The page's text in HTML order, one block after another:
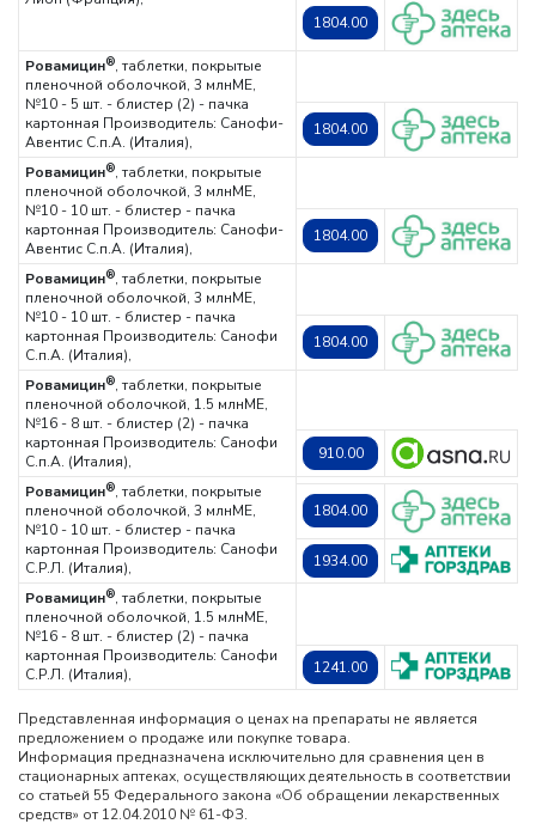
1804.00
Ровамицин®, таблетки, покрытые
пленочной оболочкой, 3 млнМЕ,
№10 - 5 шт. - блистер (2) - пачка
картонная Производитель: Санофи-
Авентис С.п.А. (Италия),
1804.00
Ровамицин®, таблетки, покрытые
пленочной оболочкой, 3 млнМЕ,
№10 - 10 шт. - блистер - пачка
картонная Производитель: Санофи-
Авентис С.п.А. (Италия),
1804.00
Ровамицин®, таблетки, покрытые
пленочной оболочкой, 3 млнМЕ,
№10 - 10 шт. - блистер - пачка
картонная Производитель: Санофи
С.п.А. (Италия),
1804.00
Ровамицин®, таблетки, покрытые
пленочной оболочкой, 1.5 млнМЕ,
№16 - 8 шт. - блистер (2) - пачка
картонная Производитель: Санофи
С.п.А. (Италия),
910.00
Ровамицин®, таблетки, покрытые
пленочной оболочкой, 3 млнМЕ,
№10 - 10 шт. - блистер - пачка
картонная Производитель: Санофи
С.Р.Л. (Италия),
1804.00
1934.00
Ровамицин®, таблетки, покрытые
пленочной оболочкой, 1.5 млнМЕ,
№16 - 8 шт. - блистер (2) - пачка
картонная Производитель: Санофи
С.Р.Л. (Италия),
1241.00
Представленная информация о ценах на препараты не является
предложением о продаже или покупке товара.
Информация предназначена исключительно для сравнения цен в
стационарных аптеках, осуществляющих деятельность в соответствии
со статьей 55 Федерального закона «Об обращении лекарственных
средств» от 12.04.2010 № 61-ФЗ.